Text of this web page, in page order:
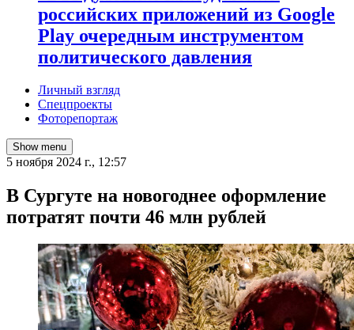
российских приложений из Google
Play очередным инструментом
политического давления
Личный взгляд
Спецпроекты
Фоторепортаж
Show menu
5 ноября 2024 г., 12:57
В Сургуте на новогоднее оформление
потратят почти 46 млн рублей